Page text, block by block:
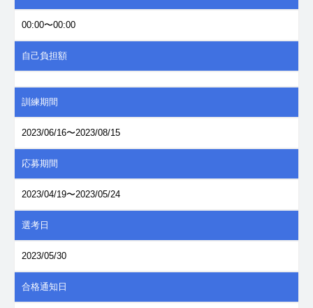
00:00〜00:00
自己負担額
訓練期間
2023/06/16〜2023/08/15
応募期間
2023/04/19〜2023/05/24
選考日
2023/05/30
合格通知日